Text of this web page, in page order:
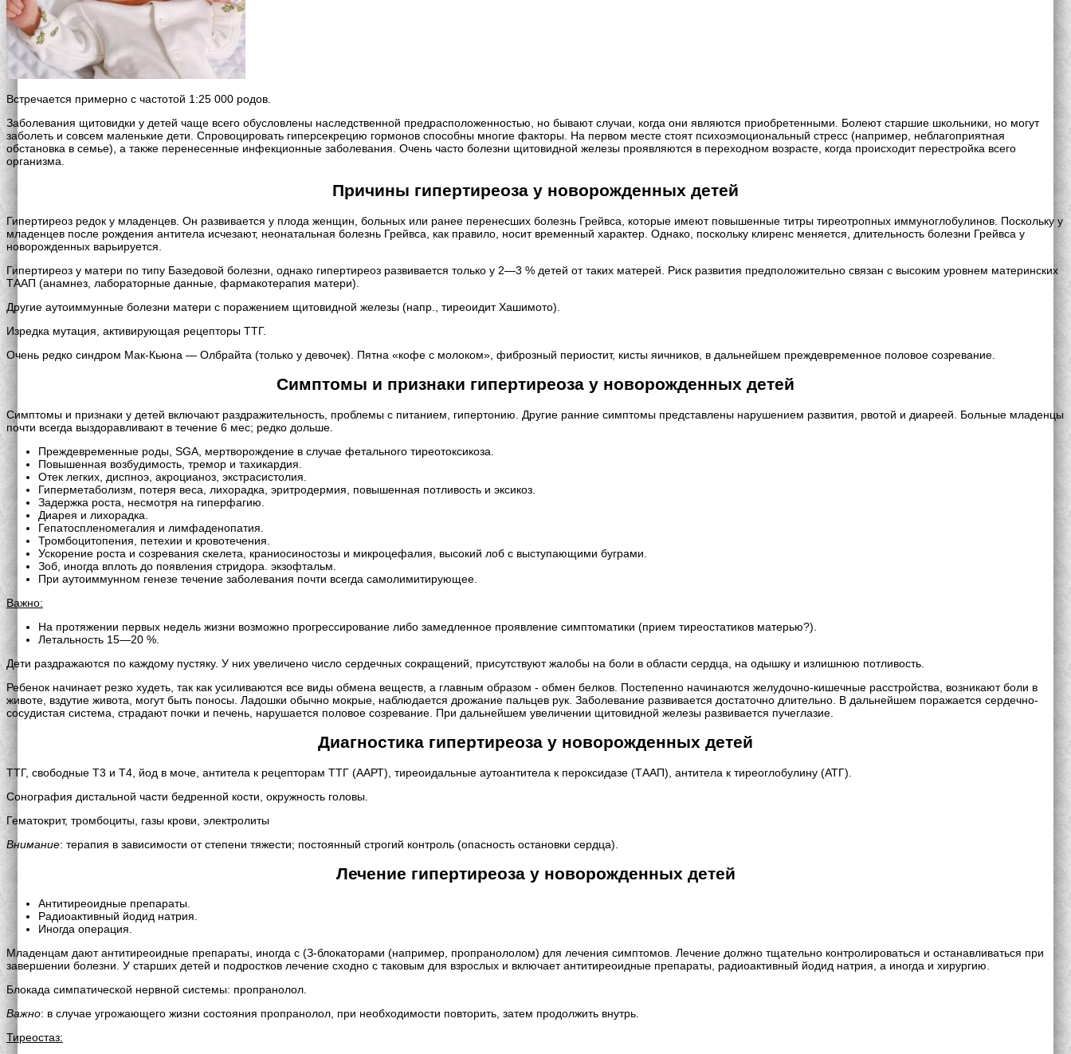
Встречается примерно с частотой 1:25 000 родов.
Заболевания щитовидки у детей чаще всего обусловлены наследственной предрасположенностью, но бывают случаи, когда они являются приобретенными. Болеют старшие школьники, но могут
заболеть и совсем маленькие дети. Спровоцировать гиперсекрецию гормонов способны многие факторы. На первом месте стоят психоэмоциональный стресс (например, неблагоприятная
обстановка в семье), а также перенесенные инфекционные заболевания. Очень часто болезни щитовидной железы проявляются в переходном возрасте, когда происходит перестройка всего
организма.
Причины гипертиреоза у новорожденных детей
Гипертиреоз редок у младенцев. Он развивается у плода женщин, больных или ранее перенесших болезнь Грейвса, которые имеют повышенные титры тиреотропных иммуноглобулинов. Поскольку у
младенцев после рождения антитела исчезают, неонатальная болезнь Грейвса, как правило, носит временный характер. Однако, поскольку клиренс меняется, длительность болезни Грейвса у
новорожденных варьируется.
Гипертиреоз у матери по типу Базедовой болезни, однако гипертиреоз развивается только у 2—3 % детей от таких матерей. Риск развития предположительно связан с высоким уровнем материнских
ТААП (анамнез, лабораторные данные, фармакотерапия матери).
Другие аутоиммунные болезни матери с поражением щитовидной железы (напр., тиреоидит Хашимото).
Изредка мутация, активирующая рецепторы ТТГ.
Очень редко синдром Мак-Кьюна — Олбрайта (только у девочек). Пятна «кофе с молоком», фиброзный периостит, кисты яичников, в дальнейшем преждевременное половое созревание.
Симптомы и признаки гипертиреоза у новорожденных детей
Симптомы и признаки у детей включают раздражительность, проблемы с питанием, гипертонию. Другие ранние симптомы представлены нарушением развития, рвотой и диареей. Больные младенцы
почти всегда выздоравливают в течение 6 мес; редко дольше.
Преждевременные роды, SGA, мертворождение в случае фетального тиреотоксикоза.
Повышенная возбудимость, тремор и тахикардия.
Отек легких, диспноэ, акроцианоз, экстрасистолия.
Гиперметаболизм, потеря веса, лихорадка, эритродермия, повышенная потливость и эксикоз.
Задержка роста, несмотря на гиперфагию.
Диарея и лихорадка.
Гепатоспленомегалия и лимфаденопатия.
Тромбоцитопения, петехии и кровотечения.
Ускорение роста и созревания скелета, краниосиностозы и микроцефалия, высокий лоб с выступающими буграми.
Зоб, иногда вплоть до появления стридора. экзофтальм.
При аутоиммунном генезе течение заболевания почти всегда самолимитирующее.
Важно:
На протяжении первых недель жизни возможно прогрессирование либо замедленное проявление симптоматики (прием тиреостатиков матерью?).
Летальность 15—20 %.
Дети раздражаются по каждому пустяку. У них увеличено число сердечных сокращений, присутствуют жалобы на боли в области сердца, на одышку и излишнюю потливость.
Ребенок начинает резко худеть, так как усиливаются все виды обмена веществ, а главным образом - обмен белков. Постепенно начинаются желудочно-кишечные расстройства, возникают боли в
животе, вздутие живота, могут быть поносы. Ладошки обычно мокрые, наблюдается дрожание пальцев рук. Заболевание развивается достаточно длительно. В дальнейшем поражается сердечно-
сосудистая система, страдают почки и печень, нарушается половое созревание. При дальнейшем увеличении щитовидной железы развивается пучеглазие.
Диагностика гипертиреоза у новорожденных детей
ТТГ, свободные Т3 и Т4, йод в моче, антитела к рецепторам ТТГ (ААРТ), тиреоидальные аутоантитела к пероксидазе (ТААП), антитела к тиреоглобулину (АТГ).
Сонография дистальной части бедренной кости, окружность головы.
Гематокрит, тромбоциты, газы крови, электролиты
Внимание: терапия в зависимости от степени тяжести; постоянный строгий контроль (опасность остановки сердца).
Лечение гипертиреоза у новорожденных детей
Антитиреоидные препараты.
Радиоактивный йодид натрия.
Иногда операция.
Младенцам дают антитиреоидные препараты, иногда с (З-блокаторами (например, пропранололом) для лечения симптомов. Лечение должно тщательно контролироваться и останавливаться при
завершении болезни. У старших детей и подростков лечение сходно с таковым для взрослых и включает антитиреоидные препараты, радиоактивный йодид натрия, а иногда и хирургию.
Блокада симпатической нервной системы: пропранолол.
Важно: в случае угрожающего жизни состояния пропранолол, при необходимости повторить, затем продолжить внутрь.
Тиреостаз: